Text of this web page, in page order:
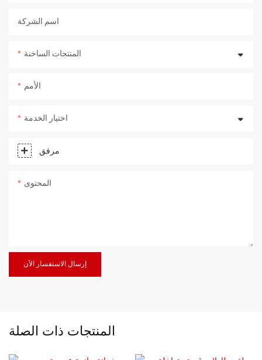
اسم الشركة
المنتجات الساخنة
الأمم
اختيار الخدمة
مرفق
المحتوى
إرسال الاستفسار الآن
المنتجات ذات الصلة